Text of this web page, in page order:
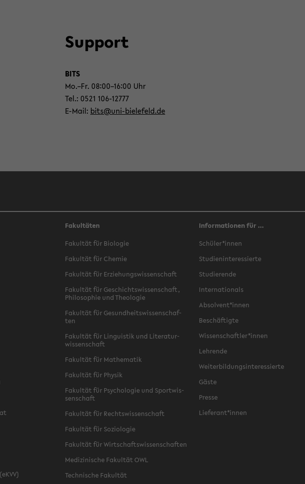
Sup­port
BITS
Mo.–Fr. 08:00–16:00 Uhr
Tel.: 0521 106-​12777
E-​Mail: bits@uni-​bielefeld.de
Fakultäten
Fa­kul­tät für Bio­lo­gie
Fa­kul­tät für Che­mie
Fa­kul­tät für Er­zie­hungs­wis­sen­schaft
Fa­kul­tät für Ge­schichts­wis­sen­schaft,
Phi­lo­so­phie und Theo­lo­gie
Fa­kul­tät für Ge­sund­heits­wis­sen­schaf­
ten
Fa­kul­tät für Lin­gu­is­tik und Li­te­ra­tur­
wis­sen­schaft
Fa­kul­tät für Ma­the­ma­tik
Fa­kul­tät für Phy­sik
Fa­kul­tät für Psy­cho­lo­gie und Sport­wis­
sen­schaft
Fa­kul­tät für Rechts­wis­sen­schaft
Fa­kul­tät für So­zio­lo­gie
Fa­kul­tät für Wirt­schafts­wis­sen­schaf­ten
Me­di­zi­ni­sche Fa­kul­tät OWL
Tech­ni­sche Fa­kul­tät
Informationen für ...
Schü­ler*innen
Stu­di­en­in­ter­es­sier­te
Stu­die­ren­de
In­ter­na­tio­nals
Ab­sol­vent*innen
Be­schäf­tig­te
Wis­sen­schaft­ler*innen
Leh­ren­de
Wei­ter­bil­dungs­in­ter­es­sier­te
Gäste
Pres­se
Lie­fe­rant*innen